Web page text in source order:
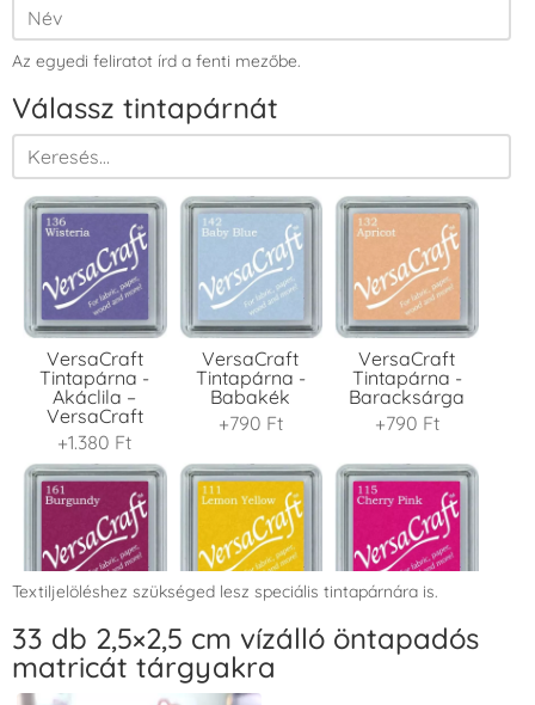
Az egyedi feliratot írd a fenti mezőbe.
Válassz tintapárnát
VersaCraft
Tintapárna -
Akáclila –
VersaCraft
+1.380 Ft
VersaCraft
Tintapárna -
Babakék
+790 Ft
VersaCraft
Tintapárna -
Baracksárga
+790 Ft
VersaCraft
Tintapárna -
Bordó
+1.380 Ft
VersaCraft
Tintapárna -
Citromsárga
+1.380 Ft
VersaCraft
Tintapárna -
Textiljelöléshez szükséged lesz speciális tintapárnára is.
33 db 2,5×2,5 cm vízálló öntapadós
matricát tárgyakra